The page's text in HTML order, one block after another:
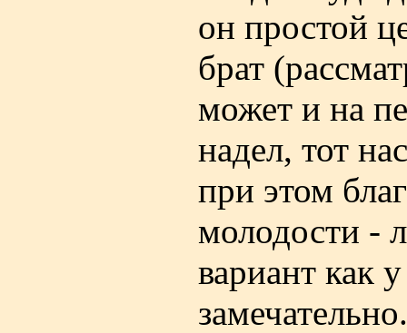
он простой
брат
может и на
надел, тот
при этом
молодости -
вариант как